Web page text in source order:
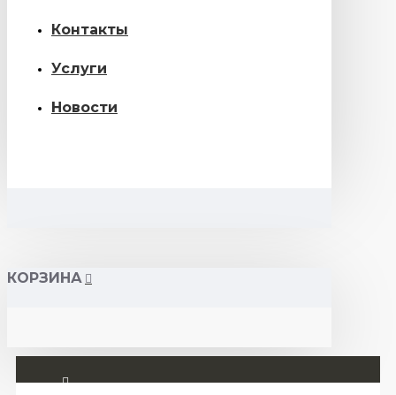
Контакты
Услуги
Новости
КОРЗИНА